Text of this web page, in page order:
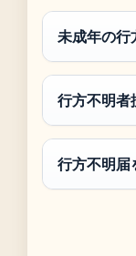
未成年の行
行方不明者
行方不明届